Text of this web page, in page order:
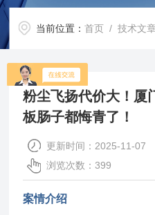
当前位置：首页 /技术文
粉尘飞扬代价大！厦
板肠子都悔青了！
更新时间：2025-11-07
浏览次数：399
案情介绍